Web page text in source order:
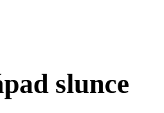
slunce